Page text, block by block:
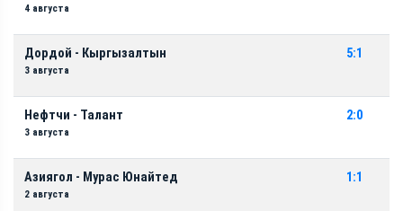
4 августа
Дордой - Кыргызалтын
3 августа
5:1
Нефтчи - Талант
3 августа
2:0
Азиягол - Мурас Юнайтед
2 августа
1:1